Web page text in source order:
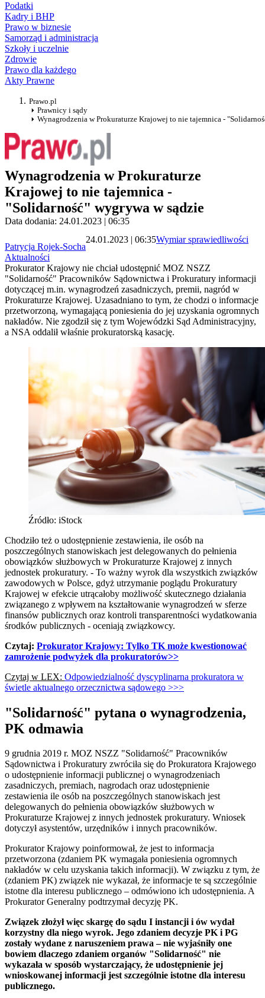
Podatki
Kadry i BHP
Prawo w biznesie
Samorząd i administracja
Szkoły i uczelnie
Zdrowie
Prawo dla każdego
Akty Prawne
Prawo.pl
Prawnicy i sądy
Wynagrodzenia w Prokuraturze Krajowej to nie tajemnica -
Wynagrodzenia w Prokuraturze
Krajowej to nie tajemnica -
"Solidarność" wygrywa w sądzie
Data dodania: 24.01.2023 | 06:35
Patrycja Rojek-Socha
24.01.2023 | 06:35Wymiar sprawiedliwości
Aktualności
Prokurator Krajowy nie chciał udostępnić MOZ NSZZ
"Solidarność" Pracowników Sądownictwa i Prokuratury informacji
dotyczącej m.in. wynagrodzeń zasadniczych, premii, nagród w
Prokuraturze Krajowej. Uzasadniano to tym, że chodzi o informacje
przetworzoną, wymagającą poniesienia do jej uzyskania ogromnych
nakładów. Nie zgodził się z tym Wojewódzki Sąd Administracyjny,
a NSA oddalił właśnie prokuratorską kasację.
Źródło: iStock
Chodziło też o udostępnienie zestawienia, ile osób na
poszczególnych stanowiskach jest delegowanych do pełnienia
obowiązków służbowych w Prokuraturze Krajowej z innych
jednostek prokuratury. - To ważny wyrok dla wszystkich związków
zawodowych w Polsce, gdyż utrzymanie poglądu Prokuratury
Krajowej w efekcie utrącałoby możliwość skutecznego działania
związanego z wpływem na kształtowanie wynagrodzeń w sferze
finansów publicznych oraz kontroli transparentności wydatkowania
środków publicznych - oceniają związkowcy.
Czytaj: Prokurator Krajowy: Tylko TK może kwestionować
zamrożenie podwyżek dla prokuratorów>>
Czytaj w LEX: Odpowiedzialność dyscyplinarna prokuratora w
świetle aktualnego orzecznictwa sądowego >>>
"Solidarność" pytana o wynagrodzenia,
PK odmawia
9 grudnia 2019 r. MOZ NSZZ "Solidarność" Pracowników
Sądownictwa i Prokuratury zwróciła się do Prokuratora Krajowego
o udostępnienie informacji publicznej o wynagrodzeniach
zasadniczych, premiach, nagrodach oraz udostępnienie
zestawienia ile osób na poszczególnych stanowiskach jest
delegowanych do pełnienia obowiązków służbowych w
Prokuraturze Krajowej z innych jednostek prokuratury. Wniosek
dotyczył asystentów, urzędników i innych pracowników.
Prokurator Krajowy poinformował, że jest to informacja
przetworzona (zdaniem PK wymagała poniesienia ogromnych
nakładów w celu uzyskania takich informacji). W związku z tym, że
(zdaniem PK) związek nie wykazał, że informacje te są szczególnie
istotne dla interesu publicznego – odmówiono ich udostępnienia. A
Prokurator Generalny podtrzymał decyzję PK.
Związek złożył więc skargę do sądu I instancji i ów wydał
korzystny dla niego wyrok. Jego zdaniem decyzje PK i PG
zostały wydane z naruszeniem prawa – nie wyjaśniły one
bowiem dlaczego zdaniem organów "Solidarność" nie
wykazała w sposób wystarczający, że udostępnienie jej
wnioskowanej informacji jest szczególnie istotne dla interesu
publicznego.